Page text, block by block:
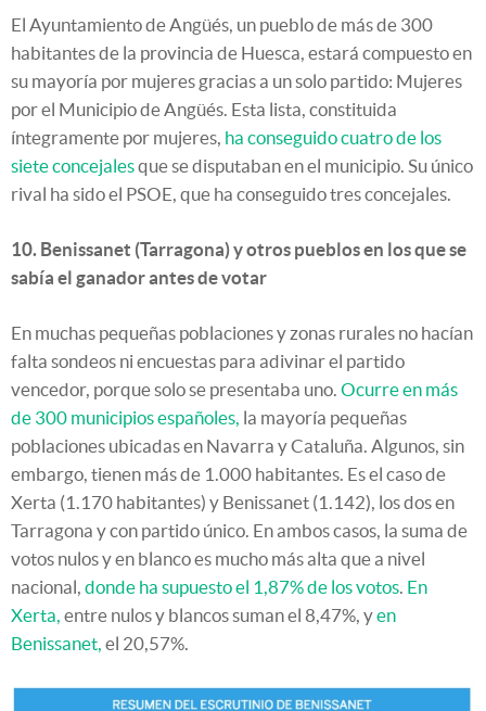
El Ayuntamiento de Angüés, un pueblo de más de 300
habitantes de la provincia de Huesca, estará compuesto en
su mayoría por mujeres gracias a un solo partido: Mujeres
por el Municipio de Angüés. Esta lista, constituida
íntegramente por mujeres, ha conseguido cuatro de los
siete concejalesque se disputaban en el municipio. Su único
rival ha sido el PSOE, que ha conseguido tres concejales.
10. Benissanet (Tarragona) y otros pueblos en los que se
sabía el ganador antes de votar
En muchas pequeñas poblaciones y zonas rurales no hacían
falta sondeos ni encuestas para adivinar el partido
vencedor, porque solo se presentaba uno. Ocurre en más
de 300 municipios españoles, la mayoría pequeñas
poblaciones ubicadas en Navarra y Cataluña. Algunos, sin
embargo, tienen más de 1.000 habitantes. Es el caso de
Xerta (1.170 habitantes) y Benissanet (1.142), los dos en
Tarragona y con partido único. En ambos casos, la suma de
votos nulos y en blanco es mucho más alta que a nivel
nacional, donde ha supuesto el 1,87% de los votos En
Xerta, entre nulos y blancos suman el 8,47%, yen
Benissanet, el 20,57%.